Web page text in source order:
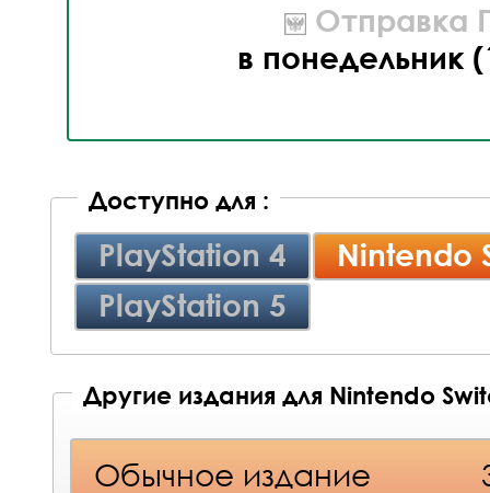
Отправка
в понедельник
Доступно для :
PlayStation 4
Nintendo
PlayStation 5
Другие издания для Nintendo
Обычное издание